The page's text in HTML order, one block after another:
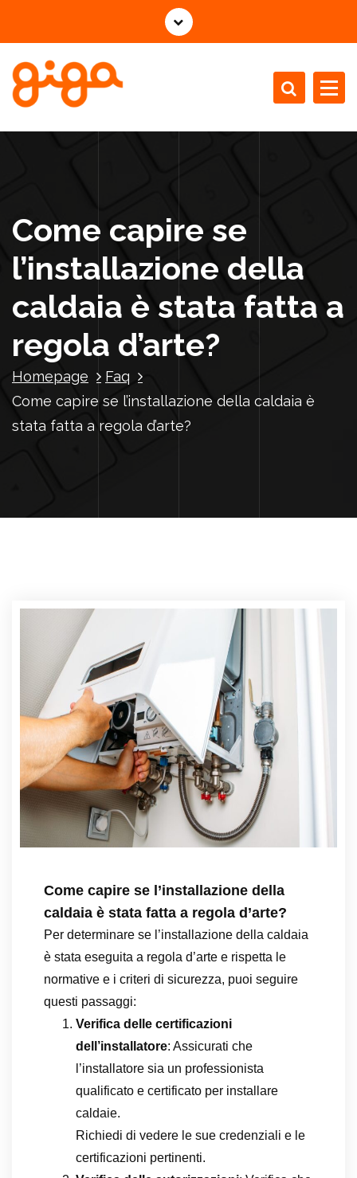
i
Come capire se
l’installazione della
caldaia è stata fatta a
regola d’arte?
Homepage
Faq
Come capire se l’installazione della caldaia è
stata fatta a regola d’arte?
Come capire se l’installazione della
caldaia è stata fatta a regola d’arte?
Per determinare se l’installazione della caldaia
è stata eseguita a regola d’arte e rispetta le
normative e i criteri di sicurezza, puoi seguire
questi passaggi:
Verifica delle certificazioni
dell’installatore: Assicurati che
l’installatore sia un professionista
qualificato e certificato per installare
caldaie.
Richiedi di vedere le sue credenziali e le
certificazioni pertinenti.